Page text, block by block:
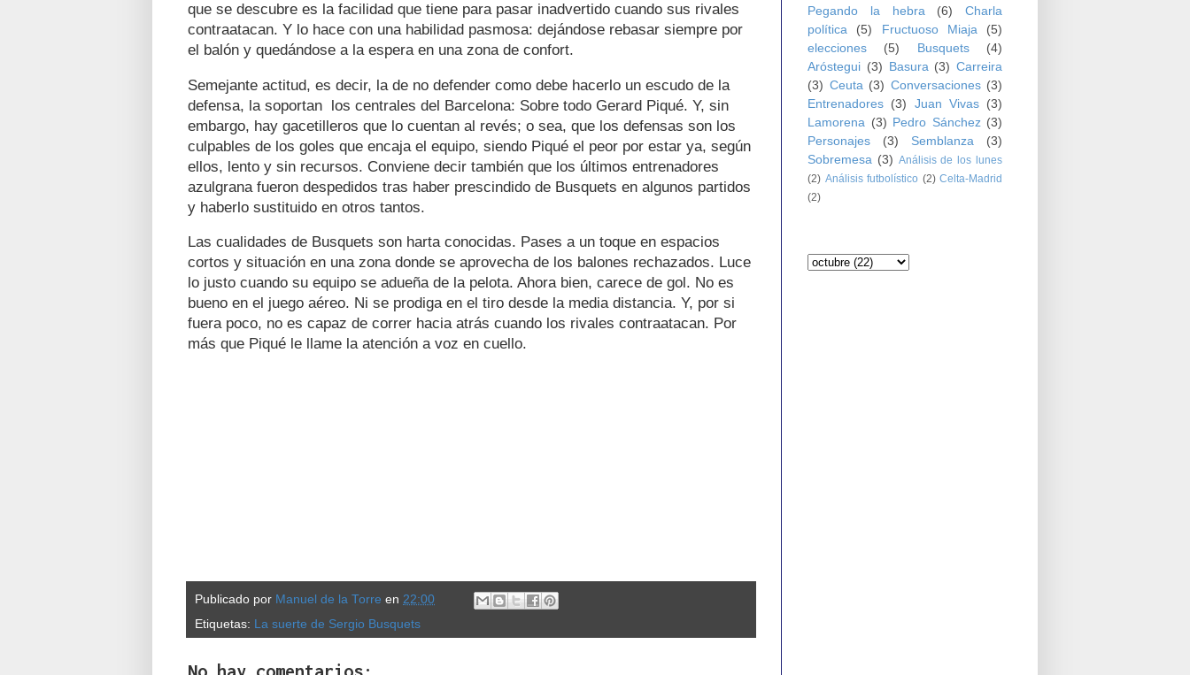
que se descubre es la facilidad que tiene para pasar inadvertido cuando sus rivales
contraatacan. Y lo hace con una habilidad pasmosa: dejándose rebasar siempre por
el balón y quedándose a la espera en una zona de confort.
Semejante actitud, es decir, la de no defender como debe hacerlo un escudo de la
defensa, la soportan los centrales del Barcelona: Sobre todo Gerard Piqué. Y, sin
embargo, hay gacetilleros que lo cuentan al revés; o sea, que los defensas son los
culpables de los goles que encaja el equipo, siendo Piqué el peor por estar ya, según
ellos, lento y sin recursos. Conviene decir también que los últimos entrenadores
azulgrana fueron despedidos tras haber prescindido de Busquets en algunos partidos
y haberlo sustituido en otros tantos.
Las cualidades de Busquets son harta conocidas. Pases a un toque en espacios
cortos y situación en una zona donde se aprovecha de los balones rechazados. Luce
lo justo cuando su equipo se adueña de la pelota. Ahora bien, carece de gol. No es
bueno en el juego aéreo. Ni se prodiga en el tiro desde la media distancia. Y, por si
fuera poco, no es capaz de correr hacia atrás cuando los rivales contraatacan. Por
más que Piqué le llame la atención a voz en cuello.
Publicado por Manuel de la Torre en 22:00
Etiquetas: La suerte de Sergio Busquets
Pegando la hebra
(6)
Charla
política
(5) Fructuoso Miaja
(5)
elecciones
(5) Busquets
(4)
Aróstegui (3) Basura (3) Carreira
(3) Ceuta (3) Conversaciones (3)
Entrenadores (3) Juan Vivas
(3)
Lamorena (3) Pedro Sánchez (3)
Personajes
(3) Semblanza
(3)
Sobremesa (3) Análisis de los lunes
(2) Análisis futbolístico (2) Celta-Madrid
(2)